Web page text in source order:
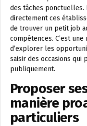
des tâches ponctuelles.
directement ces
de trouver un petit job
compétences. C’est
d’explorer les
saisir des occasions qui
publiquement.
Proposer
manière
particuliers